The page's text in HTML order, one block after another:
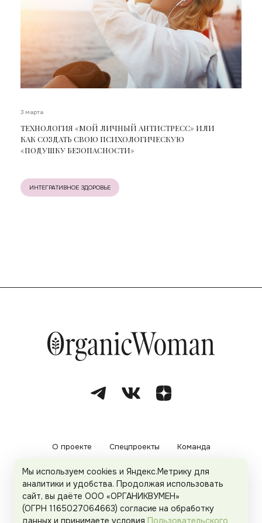
3 марта
ТЕХНОЛОГИЯ «МОЙ ЛИЧНЫЙ АНТИСТРЕСС» ИЛИ
КАК СОЗДАТЬ СВОЮ ПСИХОЛОГИЧЕСКУЮ
«ПОДУШКУ БЕЗОПАСНОСТИ»
ИНТЕГРАТИВНОЕ ЗДОРОВЬЕ
О проекте Спецпроекты Команда
Рекламодателям Политика конфиденциальности
Пользовательское соглашение
Мы используем cookies и Яндекс.Метрику для
аналитики и удобства. Продолжая использовать
сайт, вы даёте ООО «ОРГАНИКВУМЕН»
(ОГРН 1165027064663) согласие на обработку
данных и принимаете условия Пользовательского